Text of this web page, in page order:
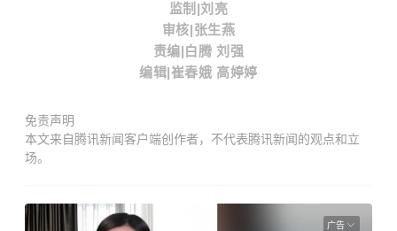
监制 |刘亮
审核|张生燕
责编|白 腾 刘 强
编辑|崔春娥 高婷婷
免责声明
本文来自腾讯新闻客户端创作者，不代表腾讯新闻的观点和立
场。
广告